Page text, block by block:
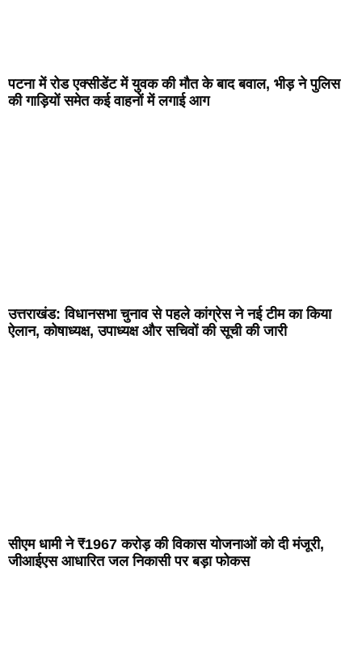
पटना में रोड एक्सीडेंट में युवक की मौत के बाद बवाल, भीड़ ने पुलिस
की गाड़ियों समेत कई वाहनों में लगाई आग
उत्तराखंड: विधानसभा चुनाव से पहले कांग्रेस ने नई टीम का किया
ऐलान, कोषाध्यक्ष, उपाध्यक्ष और सचिवों की सूची की जारी
सीएम धामी ने ₹1967 करोड़ की विकास योजनाओं को दी मंजूरी,
जीआईएस आधारित जल निकासी पर बड़ा फोकस